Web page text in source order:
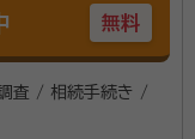
無料
査 / 相続手続き /